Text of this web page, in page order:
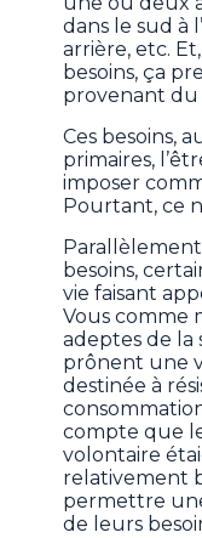
dans le sud à
arrière, etc.
besoins, ça
provenant du
Ces besoins,
primaires,
imposer
Pourtant, ce
besoins,
vie faisant
Vous comme
adeptes de la
prônent une
destinée à
compte que
volontaire
relativement
permettre
de leurs